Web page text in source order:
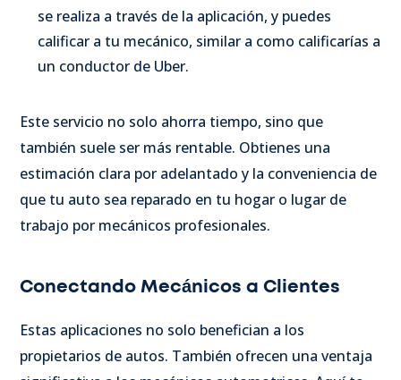
se realiza a través de la aplicación, y puedes
calificar a tu mecánico, similar a como calificarías a
un conductor de Uber.
Este servicio no solo ahorra tiempo, sino que
también suele ser más rentable. Obtienes una
estimación clara por adelantado y la conveniencia de
que tu auto sea reparado en tu hogar o lugar de
trabajo por mecánicos profesionales.
Conectando Mecánicos a Clientes
Estas aplicaciones no solo benefician a los
propietarios de autos. También ofrecen una ventaja